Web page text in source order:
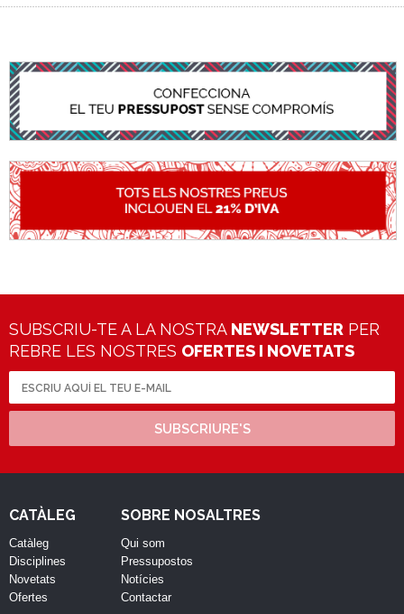
SUBSCRIU-TE A LA NOSTRA NEWSLETTER PER
REBRE LES NOSTRES OFERTES I NOVETATS
SUBSCRIURE'S
CATÀLEG
Catàleg
Disciplines
Novetats
Ofertes
SOBRE NOSALTRES
Qui som
Pressupostos
Notícies
Contactar